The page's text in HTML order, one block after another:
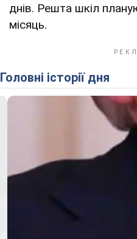
днів. Решта шкіл
місяць.
Головні історії дня